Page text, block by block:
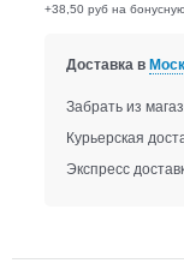
+38,50 руб на
Доставка в
Забрать из
Курьерская
Экспресс